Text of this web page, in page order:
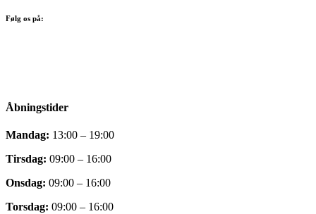
Følg os på:
Åbningstider
Mandag: 13:00 – 19:00
Tirsdag: 09:00 – 16:00
Onsdag: 09:00 – 16:00
Torsdag: 09:00 – 16:00